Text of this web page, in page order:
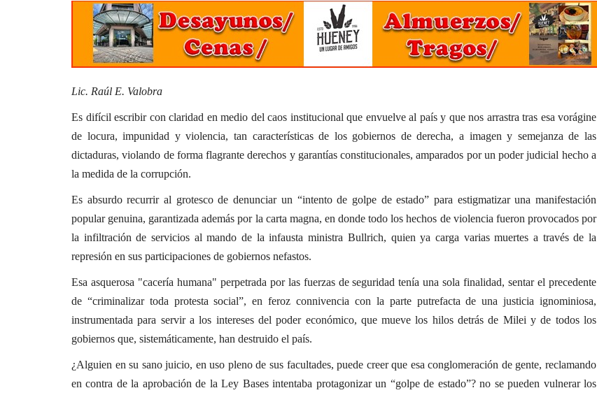
Lic. Raúl E. Valobra
Es difícil escribir con claridad en medio del caos institucional que envuelve al país y que nos arrastra tras esa vorágine
de locura, impunidad y violencia, tan características de los gobiernos de derecha, a imagen y semejanza de las
dictaduras, violando de forma flagrante derechos y garantías constitucionales, amparados por un poder judicial hecho a
la medida de la corrupción.
Es absurdo recurrir al grotesco de denunciar un “intento de golpe de estado” para estigmatizar una manifestación
popular genuina, garantizada además por la carta magna, en donde todo los hechos de violencia fueron provocados por
la infiltración de servicios al mando de la infausta ministra Bullrich, quien ya carga varias muertes a través de la
represión en sus participaciones de gobiernos nefastos.
Esa asquerosa "cacería humana" perpetrada por las fuerzas de seguridad tenía una sola finalidad, sentar el precedente
de “criminalizar toda protesta social”, en feroz connivencia con la parte putrefacta de una justicia ignominiosa,
instrumentada para servir a los intereses del poder económico, que mueve los hilos detrás de Milei y de todos los
gobiernos que, sistemáticamente, han destruido el país.
¿Alguien en su sano juicio, en uso pleno de sus facultades, puede creer que esa conglomeración de gente, reclamando
en contra de la aprobación de la Ley Bases intentaba protagonizar un “golpe de estado”? no se pueden vulnerar los
Municipal
Agenda Artística
Clase abierta de folklore en
Uribelarrea
Dic 3, 2019 0 2129
Este domingo 1 de diciembre, el Gobierno municipal y el Instituto
Centenario.
COVID-19: Hoy se le dio el alta a la
paciente de Los Pozos...
Jun 12, 2020 0 1484
de la Comisión de Salud, nos suministra diariamente el parte del
COVID-19, junto a sus recomendaciones personales respecto de la
pandemia: "Hoy se dio una nueva alta. Después de los testeos